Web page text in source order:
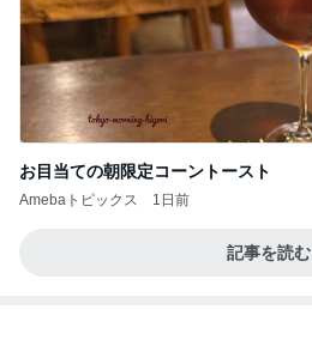
お目当ての朝限定コーントースト
Amebaトピックス 1日前
記事を読む